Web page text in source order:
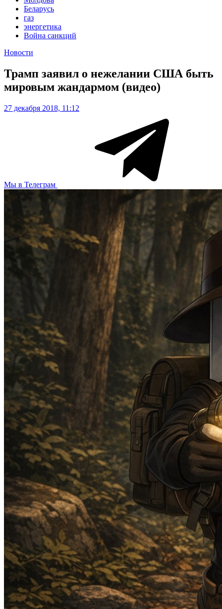
Беларусь
газ
энергетика
Война санкций
Новости
Трамп заявил о нежелании США быть
мировым жандармом (видео)
27 декабря 2018, 11:12
Мы в Телеграм